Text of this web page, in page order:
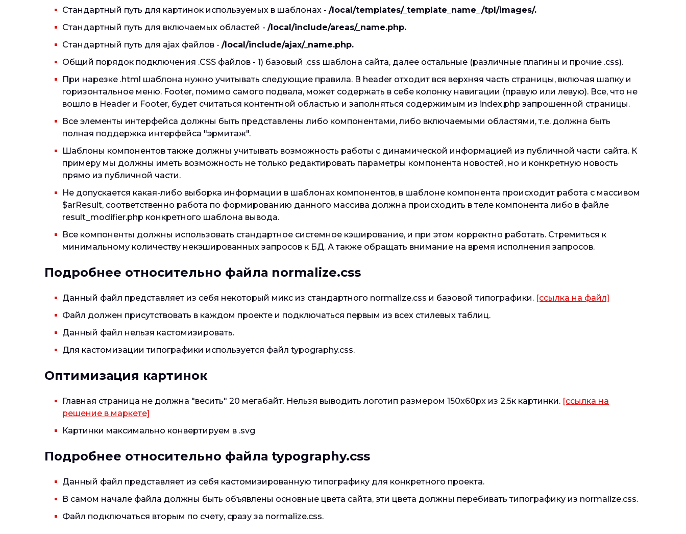
Стандартный путь для картинок используемых в шаблонах - /local/templates/_template_name_/tpl/images/.
Стандартный путь для включаемых областей - /local/include/areas/_name.php.
Стандартный путь для ajax файлов - /local/include/ajax/_name.php.
Общий порядок подключения .CSS файлов - 1) базовый .css шаблона сайта, далее остальные (различные плагины и прочие .css).
При нарезке .html шаблона нужно учитывать следующие правила. В header отходит вся верхняя часть страницы, включая шапку и
горизонтальное меню. Footer, помимо самого подвала, может содержать в себе колонку навигации (правую или левую). Все, что не
вошло в Header и Footer, будет считаться контентной областью и заполняться содержимым из index.php запрошенной страницы.
Все элементы интерфейса должны быть представлены либо компонентами, либо включаемыми областями, т.е. должна быть
полная поддержка интерфейса "эрмитаж".
Шаблоны компонентов также должны учитывать возможность работы с динамической информацией из публичной части сайта. К
примеру мы должны иметь возможность не только редактировать параметры компонента новостей, но и конкретную новость
прямо из публичной части.
Не допускается какая-либо выборка информации в шаблонах компонентов, в шаблоне компонента происходит работа с массивом
$arResult, соответственно работа по формированию данного массива должна происходить в теле компонента либо в файле
result_modifier.php конкретного шаблона вывода.
Все компоненты должны использовать стандартное системное кэширование, и при этом корректно работать. Стремиться к
минимальному количеству некэшированных запросов к БД. А также обращать внимание на время исполнения запросов.
Подробнее относительно файла normalize.css
Данный файл представляет из себя некоторый микс из стандартного normalize.css и базовой типографики. [ссылка на файл]
Файл должен присутствовать в каждом проекте и подключаться первым из всех стилевых таблиц.
Данный файл нельзя кастомизировать.
Для кастомизации типографики используется файл typography.css.
Оптимизация картинок
Главная страница не должна "весить" 20 мегабайт. Нельзя выводить логотип размером 150х60px из 2.5к картинки. [ссылка на
решение в маркете]
Картинки максимально конвертируем в .svg
Подробнее относительно файла typography.css
Данный файл представляет из себя кастомизированную типографику для конкретного проекта.
В самом начале файла должны быть объявлены основные цвета сайта, эти цвета должны перебивать типографику из normalize.css.
Файл подключаться вторым по счету, сразу за normalize.css.